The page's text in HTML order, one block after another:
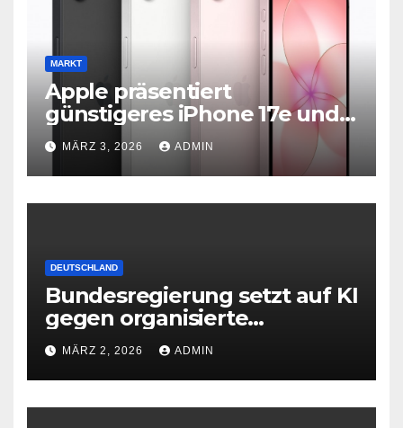
MARKT
Apple präsentiert
günstigeres iPhone 17e und
neues iPad Air mit M4-Chip
MÄRZ 3, 2026 ADMIN
DEUTSCHLAND
Bundesregierung setzt auf KI
gegen organisierte
Kriminalität
MÄRZ 2, 2026 ADMIN